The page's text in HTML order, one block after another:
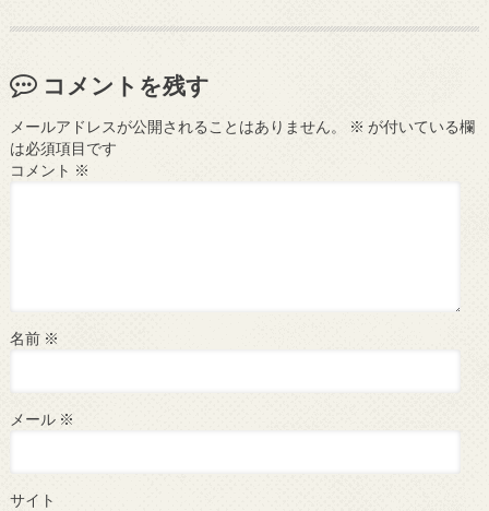
コメントを残す
メールアドレスが公開されることはありません。 ※ が付いている欄
は必須項目です
コメント ※
名前 ※
メール ※
サイト